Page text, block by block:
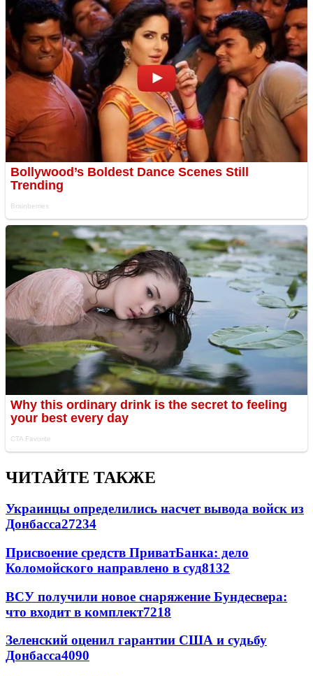
ЧИТАЙТЕ ТАКЖЕ
Украинцы определились насчет вывода войск из
Донбасса27234
Присвоение средств ПриватБанка: дело
Коломойского направлено в суд8132
ВСУ получили новое снаряжение Бундесвера:
что входит в комплект7218
Зеленский оценил гарантии США и судьбу
Донбасса4090